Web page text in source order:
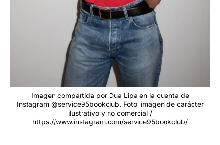
Imagen compartida por Dua Lipa en la cuenta de
Instagram @service95bookclub. Foto: imagen de carácter
ilustrativo y no comercial /
https://www.instagram.com/service95bookclub/